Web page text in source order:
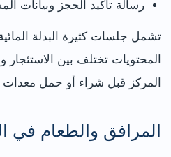
رسالة تأكيد الحجز وبيانات
تشمل جلسات كثيرة البدلة
المحتويات تختلف بين
المركز قبل شراء أو حمل معدات
المرافق والطعام في